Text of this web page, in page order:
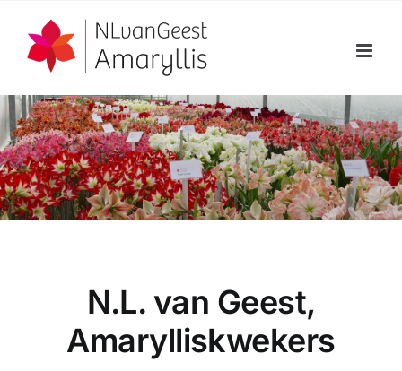
naar
inhoud
N.L. van Geest,
Amarylliskwekers